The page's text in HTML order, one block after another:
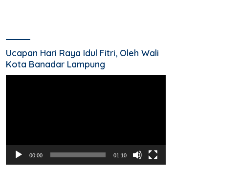
Ucapan Hari Raya Idul Fitri, Oleh Wali
Kota Banadar Lampung
00:00 01:10